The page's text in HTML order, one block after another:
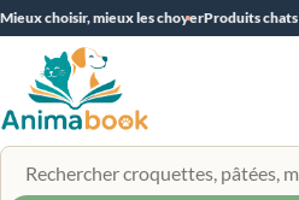
Mieux choisir, mieux les choyerProduits
Rechercher un produit